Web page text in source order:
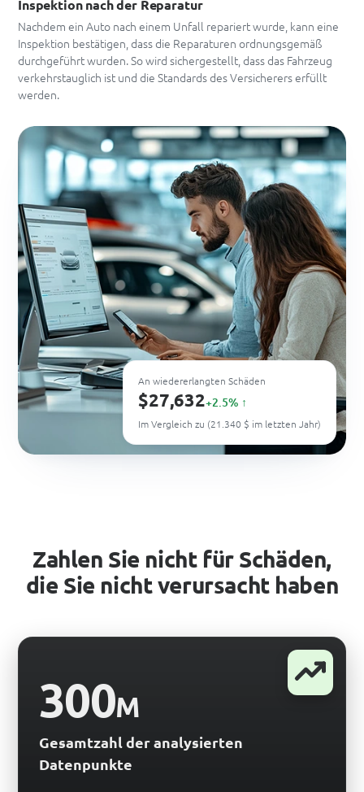
Inspektion nach der Reparatur
Nachdem ein Auto nach einem Unfall repariert wurde, kann eine
Inspektion bestätigen, dass die Reparaturen ordnungsgemäß
durchgeführt wurden. So wird sichergestellt, dass das Fahrzeug
verkehrstauglich ist und die Standards des Versicherers erfüllt
werden.
An wiedererlangten Schäden
$27,632+2.5% ↑
Im Vergleich zu (21.340 $ im letzten Jahr)
Zahlen Sie nicht für Schäden,
die Sie nicht verursacht haben
300M
Gesamtzahl der analysierten
Datenpunkte